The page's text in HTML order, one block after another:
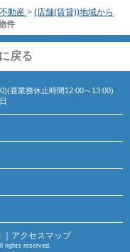
動産 > (店舗(賃貸))地域から
件
戻る
昼業務休止時間12:00～13:00)
｜アクセスマップ
rights reserved.